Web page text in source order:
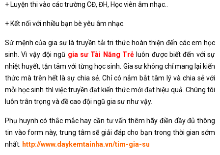
+ Luyện thi vào các trường CĐ, ĐH, Học viên âm nhạc..
+ Kết nối với nhiều bạn bè yêu âm nhạc.
Sứ mệnh của gia sư là truyền tải tri thức hoàn thiện đến các em học
sinh. Vì vậy đội ngũ gia sư Tài Năng Trẻ luôn được biết đến với sự
nhiệt huyết, tận tâm với từng học sinh. Gia sư không chỉ mang lại kiến
thức mà trên hết là sự chia sẻ. Chỉ có nắm bắt tâm lý và chia sẻ với
mỗi học sinh thì việc truyền đạt kiến thức mới đạt hiệu quả. Chúng tôi
luôn trân trọng và đề cao đội ngũ gia sư như vậy.
Phụ huynh có thắc mắc hay cần tư vấn thêm hãy điền đầy đủ thông
tin vào form này, trung tâm sẽ giải đáp cho bạn trong thời gian sớm
nhất: http://www.daykemtainha.vn/tim-gia-su